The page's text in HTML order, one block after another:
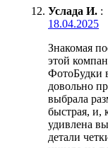
Услада И. :
18.04.2025
Знакомая
этой
ФотоБудки
довольно
выбрала
быстрая, и,
удивлена
детали